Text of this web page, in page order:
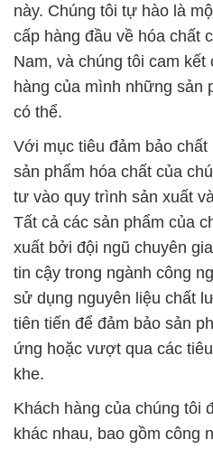
này. Chúng tôi tự hào là
cấp hàng đầu về hóa chất
Nam, và chúng tôi cam kết
hàng của mình những sản
có thể.
Với mục tiêu đảm bảo
sản phẩm hóa chất của
tư vào quy trình sản xuất
Tất cả các sản phẩm của
xuất bởi đội ngũ chuyên
tin cậy trong ngành công
sử dụng nguyên liệu chất
tiên tiến để đảm bảo sản
ứng hoặc vượt qua các
khe.
Khách hàng của chúng tôi
khác nhau, bao gồm công